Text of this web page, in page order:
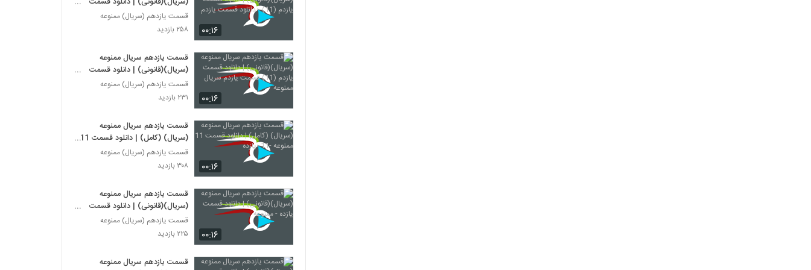
۰۰:۱۶
یازدم (11) - دانلود قسمت یازدم
قسمت یازدهم (سریال) ممنوعه
۲۵۸ بازدید
۰۰:۱۶
قسمت یازدهم سریال ممنوعه
(سریال)(قانونی) | دانلود قسمت
یازدم (11) قسمت یازدم سریال
ممنوعه
قسمت یازدهم (سریال) ممنوعه
۲۳۱ بازدید
۰۰:۱۶
قسمت یازدهم سریال ممنوعه
(سریال) (کامل) | دانلود قسمت 11
ممنوعه -11- یازده
قسمت یازدهم (سریال) ممنوعه
۳۰۸ بازدید
۰۰:۱۶
قسمت یازدهم سریال ممنوعه
(سریال)(قانونی) | دانلود قسمت
یازده - ممنوعه
قسمت یازدهم (سریال) ممنوعه
۲۲۵ بازدید
قسمت یازدهم سریال ممنوعه